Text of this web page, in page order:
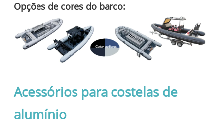
Opções de cores do barco:
Acessórios para costelas de
alumínio